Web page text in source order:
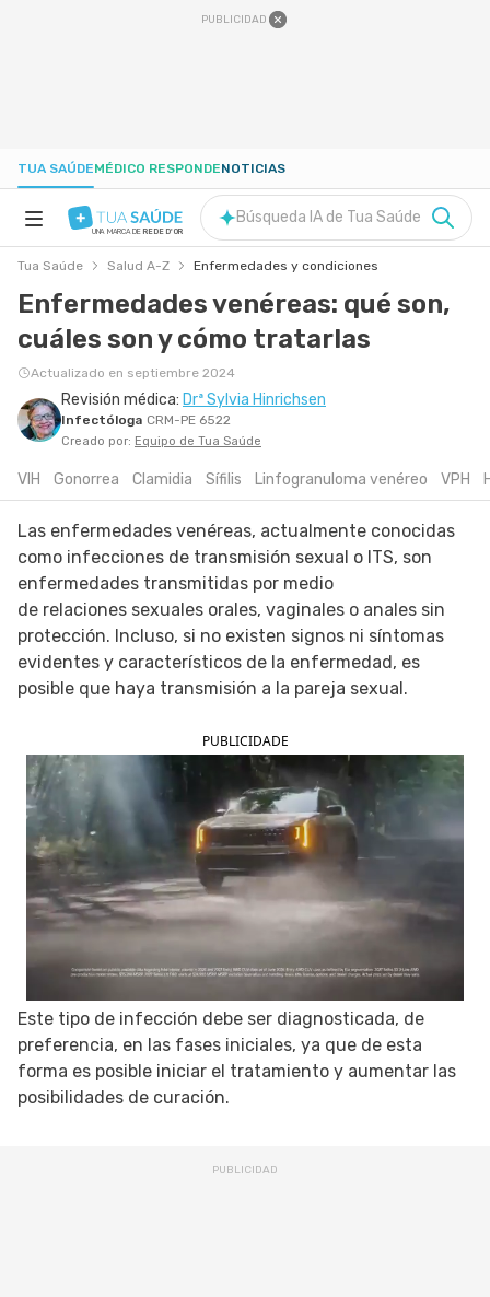
PUBLICIDAD
TUA SAÚDEMÉDICO RESPONDENOTICIAS
NUTRICIÓN
EMBARAZO
SIGUE TUA SAÚDE EN LAS REDES SOCIALES
UNA MARCA DE REDE D'OR
Búsqueda IA de Tua Saúde
Tua Saúde Salud A-Z Enfermedades y condiciones
Enfermedades venéreas: qué son,
cuáles son y cómo tratarlas
Actualizado en septiembre 2024
Revisión médica: Drª Sylvia Hinrichsen
Infectóloga CRM-PE 6522
Creado por: Equipo de Tua Saúde
VIH Gonorrea Clamidia Sífilis Linfogranuloma venéreo VPH
Las enfermedades venéreas, actualmente conocidas
como infecciones de transmisión sexual o ITS, son
enfermedades transmitidas por medio
de relaciones sexuales orales, vaginales o anales sin
protección. Incluso, si no existen signos ni síntomas
evidentes y característicos de la enfermedad, es
posible que haya transmisión a la pareja sexual.
PUBLICIDADE
Este tipo de infección debe ser diagnosticada, de
preferencia, en las fases iniciales, ya que de esta
forma es posible iniciar el tratamiento y aumentar las
posibilidades de curación.